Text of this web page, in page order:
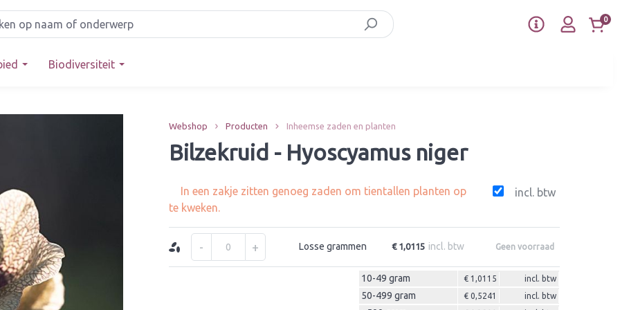
0
Biodiversiteit
Webshop Producten Inheemse zaden en planten
Bilzekruid - Hyoscyamus niger
In een zakje zitten genoeg zaden om tientallen planten op
te kweken.
incl. btw
- + Losse grammen € 1,0115 incl. btw Geen voorraad
10-49 gram € 1,0115 incl. btw
50-499 gram € 0,5241 incl. btw